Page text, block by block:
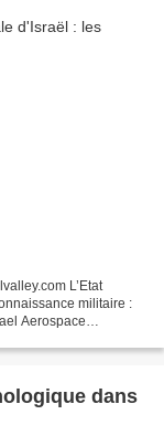
L’Etat
militaire :
Aerospace
dans